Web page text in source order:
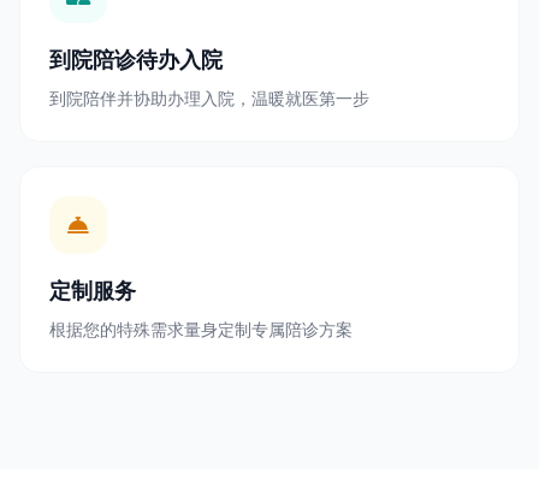
到院陪诊待办入院
到院陪伴并协助办理入院，温暖就医第一步
定制服务
根据您的特殊需求量身定制专属陪诊方案